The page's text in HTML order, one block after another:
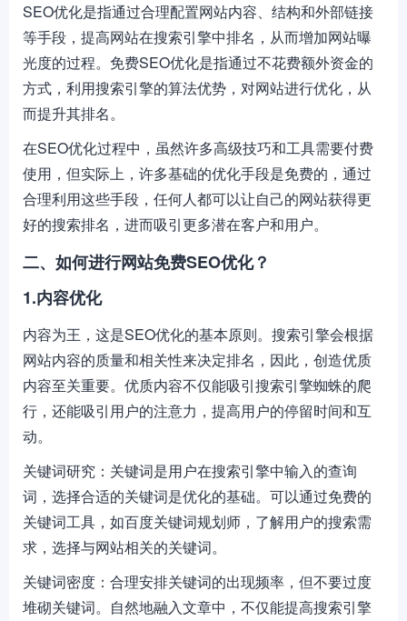
SEO优化是指通过合理配置网站内容、结构和外部链接
等手段，提高网站在搜索引擎中排名，从而增加网站曝
光度的过程。免费SEO优化是指通过不花费额外资金的
方式，利用搜索引擎的算法优势，对网站进行优化，从
而提升其排名。
在SEO优化过程中，虽然许多高级技巧和工具需要付费
使用，但实际上，许多基础的优化手段是免费的，通过
合理利用这些手段，任何人都可以让自己的网站获得更
好的搜索排名，进而吸引更多潜在客户和用户。
二、如何进行网站免费SEO优化？
1.内容优化
内容为王，这是SEO优化的基本原则。搜索引擎会根据
网站内容的质量和相关性来决定排名，因此，创造优质
内容至关重要。优质内容不仅能吸引搜索引擎蜘蛛的爬
行，还能吸引用户的注意力，提高用户的停留时间和互
动。
关键词研究：关键词是用户在搜索引擎中输入的查询
词，选择合适的关键词是优化的基础。可以通过免费的
关键词工具，如百度关键词规划师，了解用户的搜索需
求，选择与网站相关的关键词。
关键词密度：合理安排关键词的出现频率，但不要过度
堆砌关键词。自然地融入文章中，不仅能提高搜索引擎